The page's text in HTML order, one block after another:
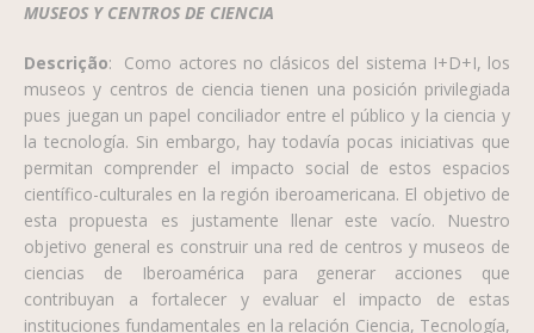
MUSEOS Y CENTROS DE CIENCIA
Descrição:
Como actores no clásicos del sistema I+D+I, los
museos y centros de ciencia tienen una posición privilegiada
pues juegan un papel conciliador entre el público y la ciencia y
la tecnología. Sin embargo, hay todavía pocas iniciativas que
permitan comprender el impacto social de estos espacios
científico-culturales en la región iberoamericana. El objetivo de
esta propuesta es justamente llenar este vacío. Nuestro
objetivo general es construir una red de centros y museos de
ciencias de Iberoamérica para generar acciones que
contribuyan a fortalecer y evaluar el impacto de estas
instituciones fundamentales en la relación Ciencia, Tecnología,